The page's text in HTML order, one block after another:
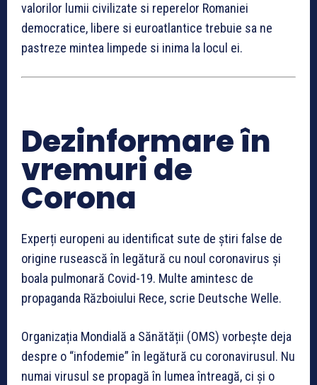
valorilor lumii civilizate si reperelor Romaniei
democratice, libere si euroatlantice trebuie sa ne
pastreze mintea limpede si inima la locul ei.
Dezinformare în
vremuri de
Corona
Experți europeni au identificat sute de știri false de
origine rusească în legătură cu noul coronavirus și
boala pulmonară Covid-19. Multe amintesc de
propaganda Războiului Rece, scrie Deutsche Welle.
Organizația Mondială a Sănătății (OMS) vorbește deja
despre o “infodemie” în legătură cu coronavirusul. Nu
numai virusul se propagă în lumea întreagă, ci și o